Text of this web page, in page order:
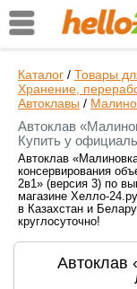
Каталог / Товары
Хранение,
Автоклавы /
Автоклав
Купить у
Автоклав
консервирования
2в1» (версия 3) по
магазине Хелло-
в Казахстан и
круглосуточно!
Автоклав